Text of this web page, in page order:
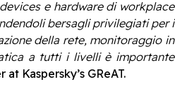
e hardware di workplace
bersagli privilegiati per i
della rete, monitoraggio in
a tutti i livelli è importante
Kaspersky’s GReAT.